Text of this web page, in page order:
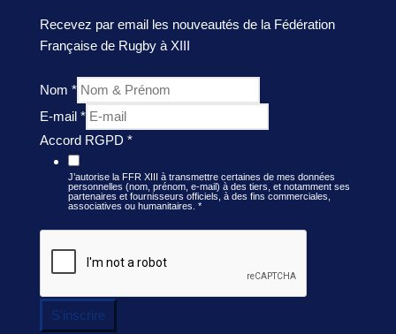
Recevez par email les nouveautés de la Fédération
Française de Rugby à XIII
Nom *
E-mail *
Accord RGPD *
J’autorise la FFR XIII à transmettre certaines de mes données
personnelles (nom, prénom, e-mail) à des tiers, et notamment ses
partenaires et fournisseurs officiels, à des fins commerciales,
associatives ou humanitaires. *
S'inscrire